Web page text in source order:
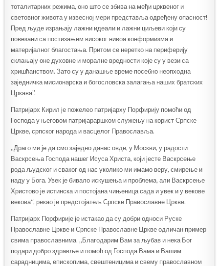
тоталитарних режима, оно што се збива на међи црквеног и
световног живота у извесној мери представља одређену опасност!
Пред људе израњају лажни идеали и лажни циљеви који су
повезани са постизањем високог нивоа конформизма и
материјалног благостања. Притом се неретко на периферију
склањају оне духовне и моралне вредности које су у вези са
хришћанством. Зато су у данашње време посебно неопходна
заједничка мисионарска и богословска залагања наших братских
Цркава”.
Патријарх Кирил је пожелео патријарху Порфирију помоћи од
Господа у његовом патријараршком служењу на корист Српске
Цркве, српског народа и васцелог Православља.
„Драго ми је да смо заједно данас овде, у Москви, у радости
Васкрсења Господа нашег Исуса Христа, који јесте Васкрсење
рода људског и сваког од нас уколико ми имамо веру, смирење и
наду у Бога. Увек је бивало искушења и проблема, али Васкрсење
Христово је истинска и постојана чињеница сада и увек и у векове
векова“, рекао је предстојатељ Српске Православне Цркве.
Патријарх Порфирије је истакао да су добри односи Руске
Православне Цркве и Српске Православне Цркве одличан пример
свима православнима. „Благодарим Вам за љубав и нека Бог
подари добро здравље и помоћ од Господа Вама и Вашим
сарадницима, епископима, свештеницима и свему православном